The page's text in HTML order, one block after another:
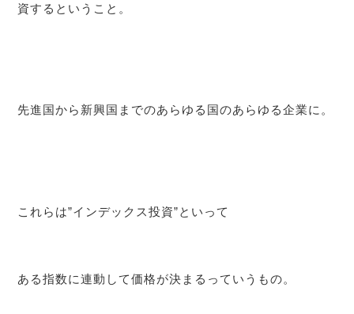
資するということ。
先進国から新興国までのあらゆる国のあらゆる企業に。
これらは”インデックス投資”といって
ある指数に連動して価格が決まるっていうもの。